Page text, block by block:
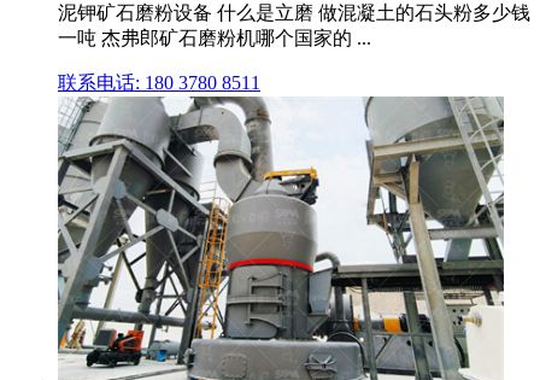
泥钾矿石磨粉设备 什么是立磨 做混凝土的石头粉多少钱
一吨 杰弗郎矿石磨粉机哪个国家的 ...
联系电话: 180 3780 8511